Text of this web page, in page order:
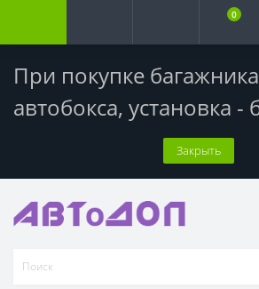
При покупке
автобокса, установка -
Закрыть
0